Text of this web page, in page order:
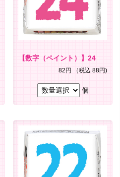
【数字（ペイント）】24
82円 （税込 88円)
個